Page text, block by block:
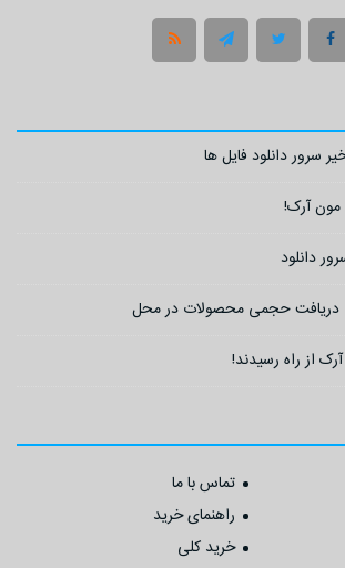
سرور دانلود فایل ها
مون آرک!
دانلود
دریافت حجمی محصولات در محل
از راه رسیدند!
تماس با ما
راهنمای خرید
خرید کلی